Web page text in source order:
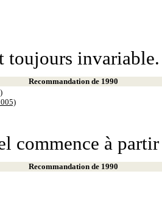
toujours invariable.
Recommandation de 1990
commence à
Recommandation de 1990